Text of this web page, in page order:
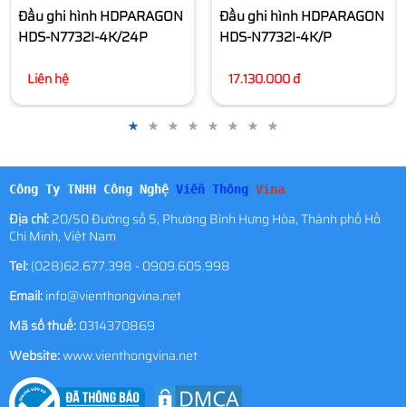
Đầu ghi hình HDPARAGON
HDS-N7732I-4K/24P
Liên hệ
Đầu ghi hình HDPARAGON
HDS-N7732I-4K/P
17.130.000 đ
Công Ty TNHH Công Nghệ Viễn Thông Vina
Địa chỉ:20/50 Đường số 5, Phường Bình Hưng Hòa, Thành phố Hồ
Chí Minh, Việt Nam
Tel:(028)62.677.398 - 0909.605.998
Email:info@vienthongvina.net
Mã số thuế:0314370869
Website:www.vienthongvina.net